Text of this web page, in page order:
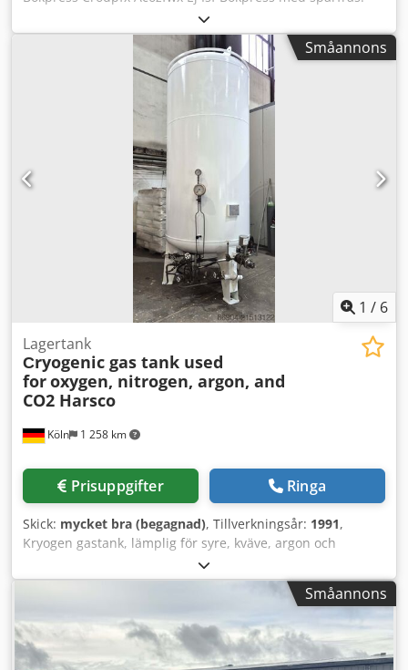
Tillverkad av Schmedt, Tyskland. Tekniska specifikationer:
Max format: 400 x 520 x 100 mm Vikt: 250 kg
Strömförsörjning: 380V + tryckluft.
Småannons
1 / 6
Köln 1 258 km
Lagertank
Сryogenic gas tank used
foroxygen, nitrogen, argon, and
CO2 Harsco
Prisuppgifter Ringa
Skick: mycket bra (begagnad), Tillverkningsår: 1991,
Kryogen gastank, lämplig för syre, kväve, argon och
koldioxid (CO₂). Tillverkare: Harsco (Tyskland)
Tillverkningsår: 1991 Vakuumisolering: med certifikat. Vi
har även ett brett utbud av andra tankar för olika tekniska
gaser. Vänligen meddela oss dina specifika krav – vi hjälper
dig gärna. Cedpjyuu Scofx Ac Ijrf
Småannons